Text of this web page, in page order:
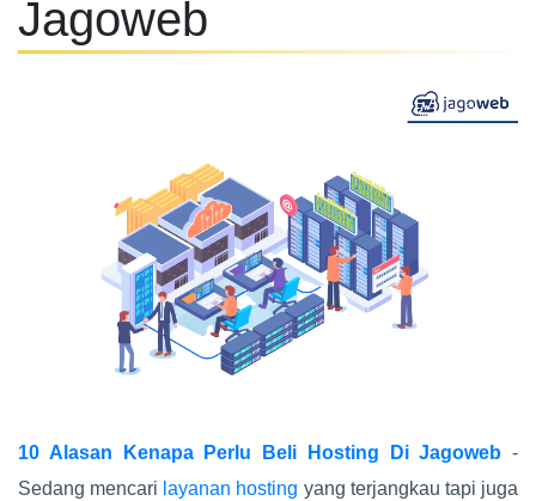
Jagoweb
10 Alasan Kenapa Perlu Beli Hosting Di Jagoweb -
Sedang mencari layanan hosting yang terjangkau tapi juga